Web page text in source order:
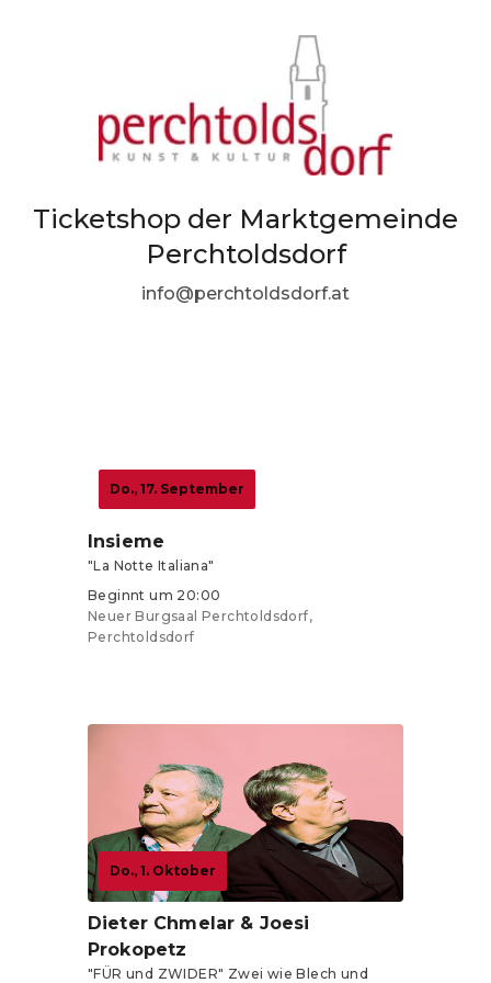
Ticketshop der Marktgemeinde
Perchtoldsdorf
info@perchtoldsdorf.at
Do., 17. September
Insieme
"La Notte Italiana"
Beginnt um 20:00
Neuer Burgsaal Perchtoldsdorf,
Perchtoldsdorf
Do., 1. Oktober
Dieter Chmelar & Joesi
Prokopetz
"FÜR und ZWIDER" Zwei wie Blech und